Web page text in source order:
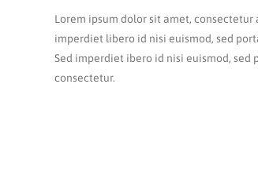
Lorem ipsum dolor sit amet, consectetur
imperdiet libero id nisi euismod, sed
Sed imperdiet ibero id nisi euismod, sed
consectetur.